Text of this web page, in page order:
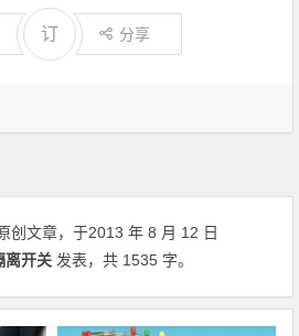
订 分享
创文章，于2013 年 8 月 12 日
离开关 发表，共 1535 字。